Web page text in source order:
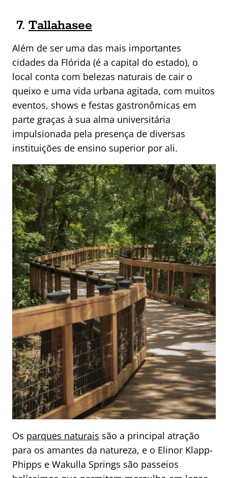
7. Tallahasee
Além de ser uma das mais importantes
cidades da Flórida (é a capital do estado), o
local conta com belezas naturais de cair o
queixo e uma vida urbana agitada, com muitos
eventos, shows e festas gastronômicas em
parte graças à sua alma universitária
impulsionada pela presença de diversas
instituições de ensino superior por ali.
Os parques naturais são a principal atração
para os amantes da natureza, e o Elinor Klapp-
Phipps e Wakulla Springs são passeios